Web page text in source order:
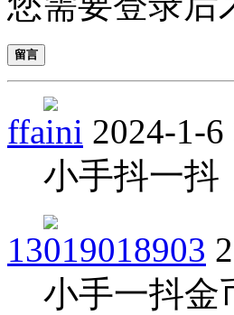
留言
ffaini 2024-1-6
小手抖一抖
13019018903
小手一抖金